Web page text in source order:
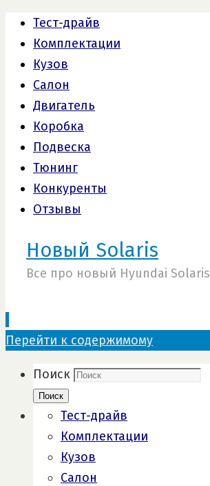
Тест-драйв
Комплектации
Кузов
Салон
Двигатель
Коробка
Подвеска
Тюнинг
Конкуренты
Отзывы
Новый Solaris
Все про новый Hyundai Solaris
Перейти к содержимому
Поиск
Поиск
Тест-драйв
Комплектации
Кузов
Салон